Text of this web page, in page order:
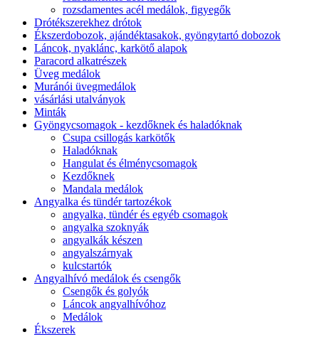
rozsdamentes acél medálok, figyegők
Drótékszerekhez drótok
Ékszerdobozok, ajándéktasakok, gyöngytartó dobozok
Láncok, nyaklánc, karkötő alapok
Paracord alkatrészek
Üveg medálok
Muránói üvegmedálok
vásárlási utalványok
Minták
Gyöngycsomagok - kezdőknek és haladóknak
Csupa csillogás karkötők
Haladóknak
Hangulat és élménycsomagok
Kezdőknek
Mandala medálok
Angyalka és tündér tartozékok
angyalka, tündér és egyéb csomagok
angyalka szoknyák
angyalkák készen
angyalszárnyak
kulcstartók
Angyalhívó medálok és csengők
Csengők és golyók
Láncok angyalhívóhoz
Medálok
Ékszerek